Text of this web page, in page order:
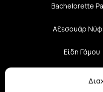
Bachelorette
Αξεσουάρ
Είδη Γάμου